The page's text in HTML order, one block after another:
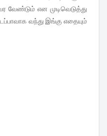
வேண்டும் என முடிவெடுத்து
டப்பாவாக வந்து இங்கு எதையும்